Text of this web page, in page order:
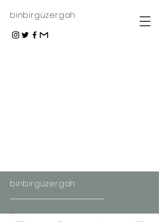
binbirgüzergah
binbirgüzergah
Maps